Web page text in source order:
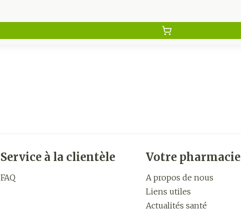
Service à la clientèle
FAQ
Votre pharmacie
A propos de nous
Liens utiles
Actualités santé